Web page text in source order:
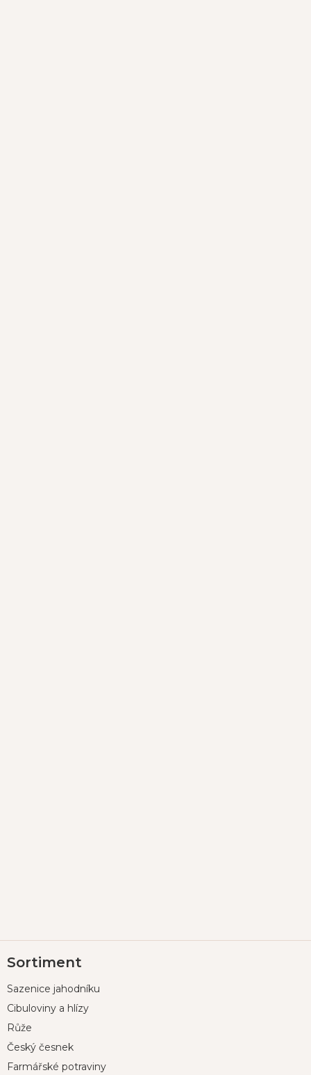
á
a
Sortiment
Sazenice jahodníku
Cibuloviny a hlízy
Růže
Český česnek
Farmářské potraviny